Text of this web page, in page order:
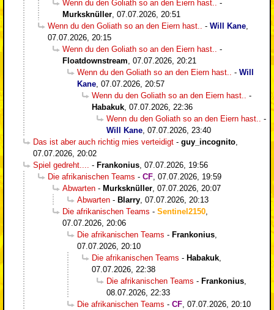
Wenn du den Goliath so an den Eiern hast..
-
Murksknüller 07.07.2026, 20:51
Wenn du den Goliath so an den Eiern hast..
- Will Kane
07.07.2026, 20:15
Wenn du den Goliath so an den Eiern hast..
-
Floatdownstream 07.07.2026, 20:21
Wenn du den Goliath so an den Eiern hast..
- Will
Kane 07.07.2026, 20:57
Wenn du den Goliath so an den Eiern hast..
-
Habakuk 07.07.2026, 22:36
Wenn du den Goliath so an den Eiern hast..
-
Will Kane 07.07.2026, 23:40
Das ist aber auch richtig mies verteidigt - guy_incognito
07.07.2026, 20:02
Spiel gedreht....
- Frankonius 07.07.2026, 19:56
Die afrikanischen Teams - CF 07.07.2026, 19:59
Abwarten - Murksknüller 07.07.2026, 20:07
Abwarten - Blarry 07.07.2026, 20:13
Die afrikanischen Teams - Sentinel2150
07.07.2026, 20:06
Die afrikanischen Teams - Frankonius
07.07.2026, 20:10
Die afrikanischen Teams - Habakuk
07.07.2026, 22:38
Die afrikanischen Teams - Frankonius
08.07.2026, 22:33
Die afrikanischen Teams - CF 07.07.2026, 20:10